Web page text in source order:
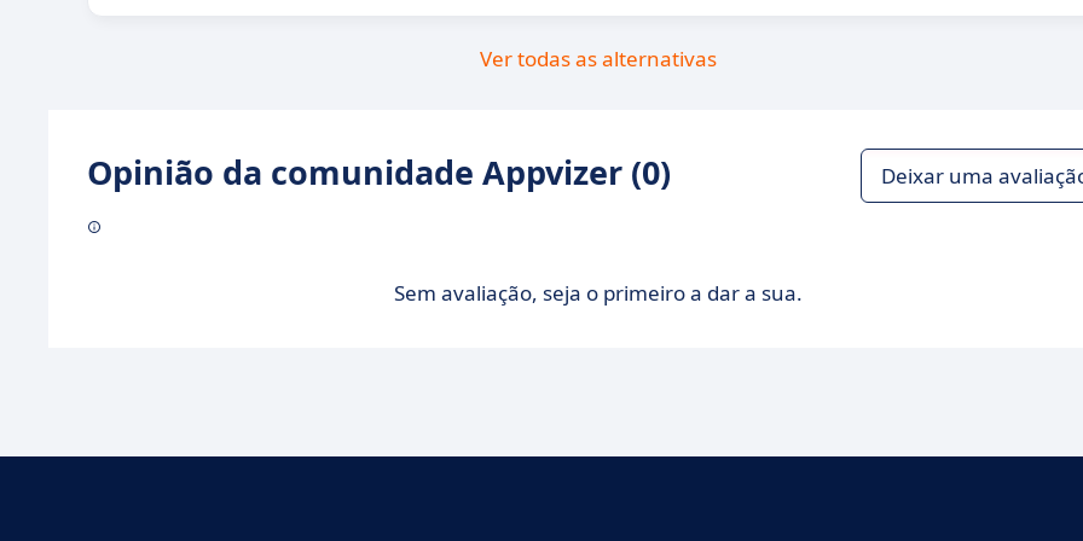
Ver todas as alternativas
Opinião da comunidade Appvizer (0) Deixar uma
Sem avaliação, seja o primeiro a dar a sua.